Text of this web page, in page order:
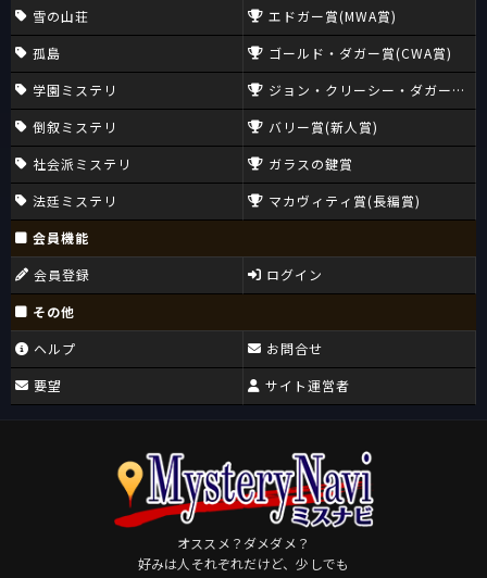
雪の山荘
孤島
学園ミステリ
倒叙ミステリ
社会派ミステリ
法廷ミステリ
エドガー賞(MWA賞)
ゴールド・ダガー賞(CWA賞)
ジョン・クリーシー・ダガー賞
バリー賞(新人賞)
ガラスの鍵賞
マカヴィティ賞(長編賞)
会員機能
会員登録
ログイン
その他
ヘルプ
要望
お問合せ
サイト運営者
オススメ？ダメダメ？
好みは人それぞれだけど、少しでも